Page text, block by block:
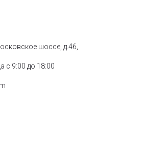
шоссе, д.46,
с 9:00 до 18:00​